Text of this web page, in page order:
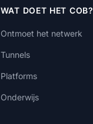
WAT DOET HET COB?
Ontmoet het netwerk
Tunnels
Platforms
Onderwijs